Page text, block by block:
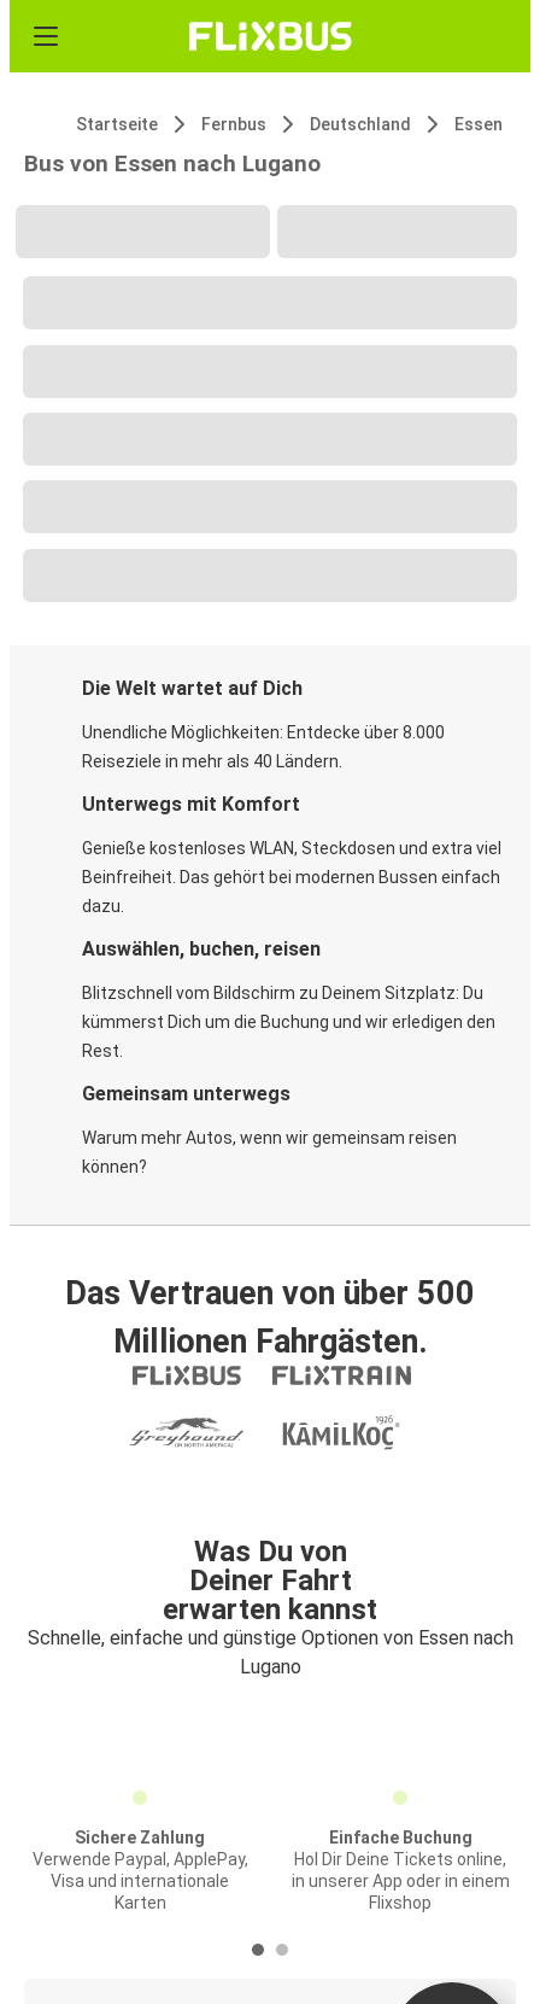
Startseite Fernbus Deutschland Essen
Bus von Essen nach Lugano
Die Welt wartet auf Dich
Unendliche Möglichkeiten: Entdecke über 8.000
Reiseziele in mehr als 40 Ländern.
Unterwegs mit Komfort
Genieße kostenloses WLAN, Steckdosen und extra viel
Beinfreiheit. Das gehört bei modernen Bussen einfach
dazu.
Auswählen, buchen, reisen
Blitzschnell vom Bildschirm zu Deinem Sitzplatz: Du
kümmerst Dich um die Buchung und wir erledigen den
Rest.
Gemeinsam unterwegs
Warum mehr Autos, wenn wir gemeinsam reisen
können?
Das Vertrauen von über 500
Millionen Fahrgästen.
Was Du von
Deiner Fahrt
erwarten kannst
Schnelle, einfache und günstige Optionen von Essen nach
Lugano
Sichere Zahlung
Verwende Paypal, ApplePay,
Visa und internationale
Karten
Einfache Buchung
Hol Dir Deine Tickets online,
in unserer App oder in einem
Flixshop